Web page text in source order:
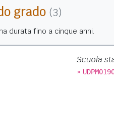
grado (3)
durata fino a cinque anni.
Scuola
»